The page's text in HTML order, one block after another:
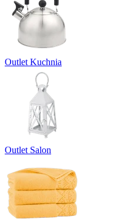
Outlet Kuchnia
Outlet Salon